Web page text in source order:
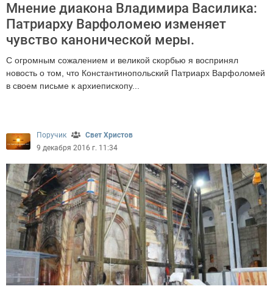
Мнение диакона Владимира Василика:
Патриарху Варфоломею изменяет
чувство канонической меры.
С огромным сожалением и великой скорбью я воспринял
новость о том, что Константинопольский Патриарх Варфоломей
в своем письме к архиепископу...
Поручик
Свет Христов
9 декабря 2016 г. 11:34